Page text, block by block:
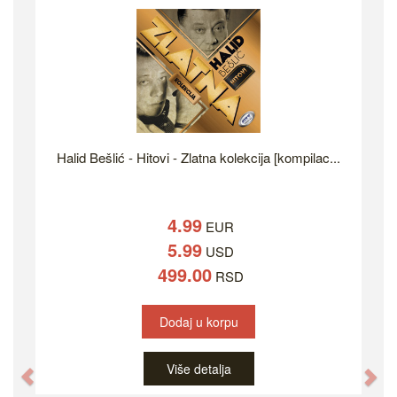
Halid Bešlić - Hitovi - Zlatna kolekcija [kompilac...
4.99 EUR
5.99 USD
499.00 RSD
Dodaj u korpu
Više detalja